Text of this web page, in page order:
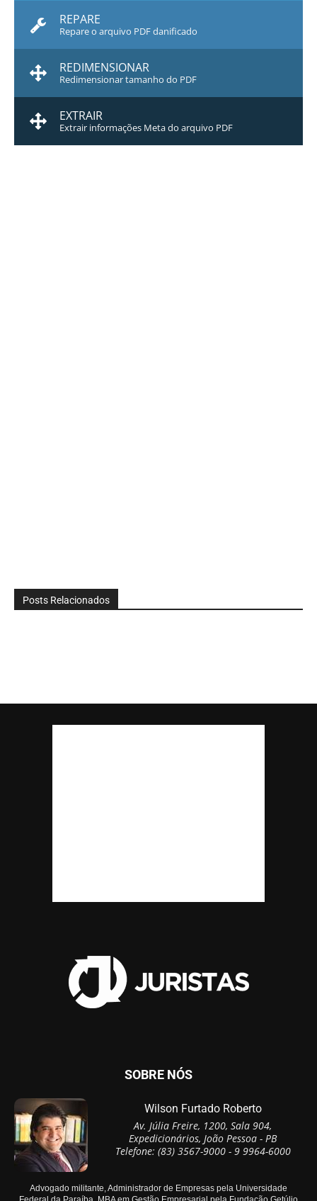
REPARE
Repare o arquivo PDF danificado
REDIMENSIONAR
Redimensionar tamanho do PDF
EXTRAIR
Extrair informações Meta do arquivo PDF
Posts Relacionados
SOBRE NÓS
Wilson Furtado Roberto
Av. Júlia Freire, 1200, Sala 904,
Expedicionários, João Pessoa - PB
Telefone: (83) 3567-9000 - 9 9964-6000
Advogado militante, Administrador de Empresas pela Universidade